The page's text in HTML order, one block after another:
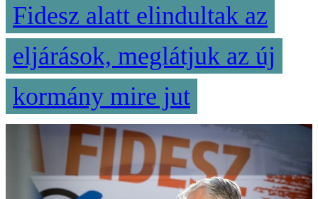
Fidesz alatt elindultak az
eljárások, meglátjuk az új
kormány mire jut